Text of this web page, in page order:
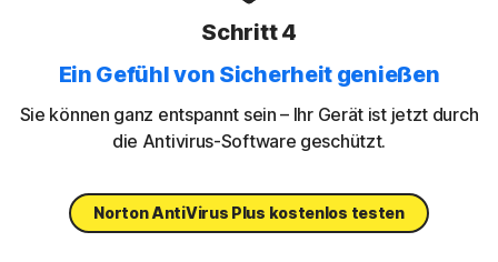
Schritt 4
Ein Gefühl von Sicherheit genießen
Sie können ganz entspannt sein – Ihr Gerät ist jetzt durch
die Antivirus-Software geschützt.
Norton AntiVirus Plus kostenlos testen